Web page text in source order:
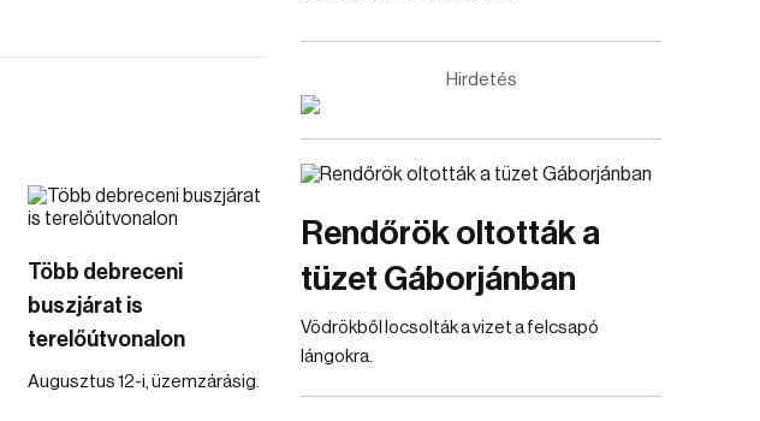
Több debreceni
buszjárat is
terelőútvonalon
Augusztus 12-i, üzemzárásig.
Hirdetés
Rendőrök oltották a
tüzet Gáborjánban
Vödrökből locsolták a vizet a felcsapó
lángokra.